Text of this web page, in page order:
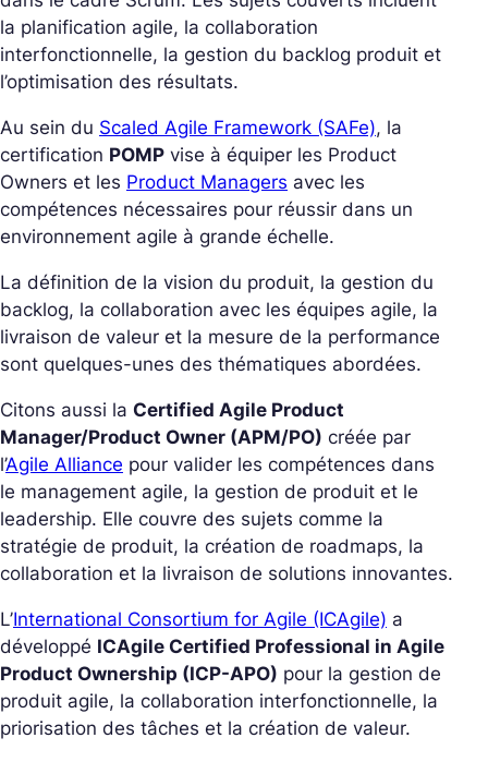
la planification agile, la collaboration
interfonctionnelle, la gestion du backlog produit et
l’optimisation des résultats.
Au sein du Scaled Agile Framework (SAFe), la
certification POMP vise à équiper les Product
Owners et les Product Managers avec les
compétences nécessaires pour réussir dans un
environnement agile à grande échelle.
La définition de la vision du produit, la gestion du
backlog, la collaboration avec les équipes agile, la
livraison de valeur et la mesure de la performance
sont quelques-unes des thématiques abordées.
Citons aussi la Certified Agile Product
Manager/Product Owner (APM/PO) créée par
l’Agile Alliance pour valider les compétences dans
le management agile, la gestion de produit et le
leadership. Elle couvre des sujets comme la
stratégie de produit, la création de roadmaps, la
collaboration et la livraison de solutions innovantes.
L’International Consortium for Agile (ICAgile) a
développé ICAgile Certified Professional in Agile
Product Ownership (ICP-APO) pour la gestion de
produit agile, la collaboration interfonctionnelle, la
priorisation des tâches et la création de valeur.